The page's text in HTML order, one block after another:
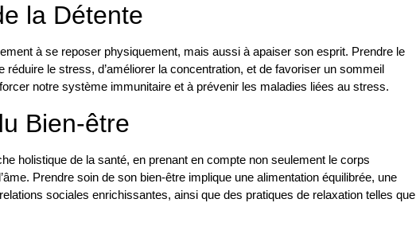
la Détente
à se reposer physiquement, mais aussi à apaiser son esprit. Prendre le
réduire le stress, d’améliorer la concentration, et de favoriser un sommeil
notre système immunitaire et à prévenir les maladies liées au stress.
Bien-être
holistique de la santé, en prenant en compte non seulement le corps
Prendre soin de son bien-être implique une alimentation équilibrée, une
sociales enrichissantes, ainsi que des pratiques de relaxation telles que